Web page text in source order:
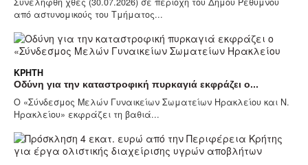
από αστυνομικούς του Τμήματος...
ΚΡΉΤΗ
Οδύνη για την καταστροφική πυρκαγιά εκφράζει ο...
Ο «Σύνδεσμος Μελών Γυναικείων Σωματείων Ηρακλείου και Ν.
Ηρακλείου» εκφράζει τη βαθιά...